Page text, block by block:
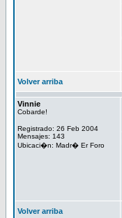
Volver arriba
Vinnie
Cobarde!
Registrado: 26 Feb 2004
Mensajes: 143
Ubicaci�n: Madr� Er Foro
Volver arriba